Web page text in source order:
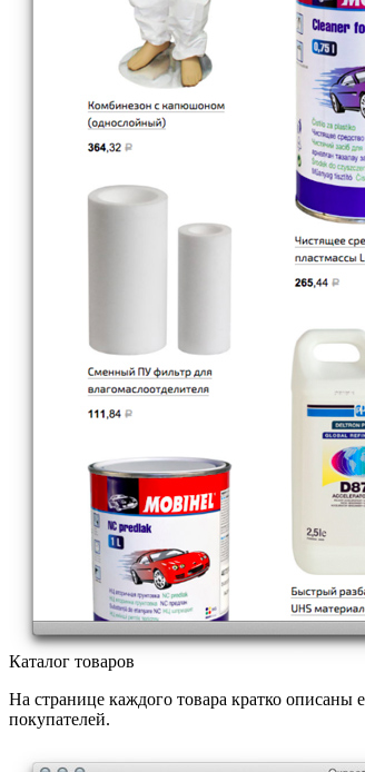
Каталог товаров
На странице каждого товара кратко
покупателей.